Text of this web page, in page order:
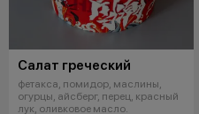
Салат греческий
фетакса, помидор, маслины,
огурцы, айсберг, перец, красный
лук, оливковое масло.